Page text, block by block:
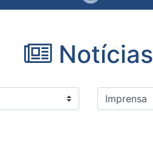
Notícias